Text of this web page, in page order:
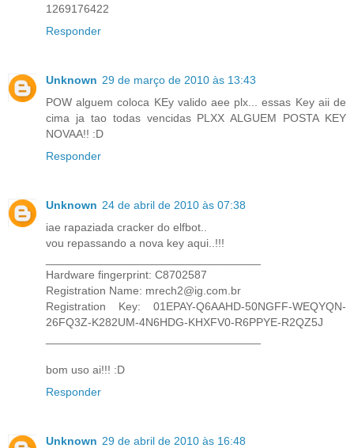
1269176422
Responder
Unknown 29 de março de 2010 às 13:43
POW alguem coloca KEy valido aee plx... essas Key aii de
cima ja tao todas vencidas PLXX ALGUEM POSTA KEY
NOVAA!! :D
Responder
Unknown 24 de abril de 2010 às 07:38
iae rapaziada cracker do elfbot..
vou repassando a nova key aqui..!!!
Hardware fingerprint: C8702587
Registration Name: mrech2@ig.com.br
Registration Key: 01EPAY-Q6AAHD-50NGFF-WEQYQN-
26FQ3Z-K282UM-4N6HDG-KHXFV0-R6PPYE-R2QZ5J
bom uso ai!!! :D
Responder
Unknown 29 de abril de 2010 às 16:48